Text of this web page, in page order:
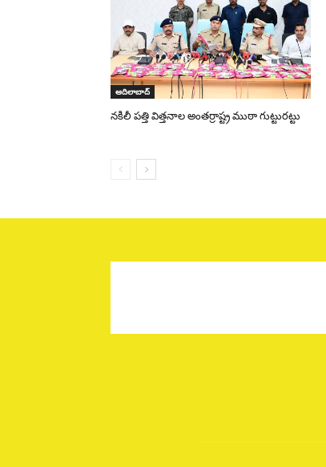
ఆదిలాబాద్
నకిలీ పత్తి విత్తనాల అంతర్రాష్ట్ర ముఠా గుట్టురట్టు